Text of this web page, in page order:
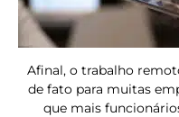
Afinal, o trabalho
de fato para muitas
que mais